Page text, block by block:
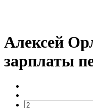
Алексей
зарплаты